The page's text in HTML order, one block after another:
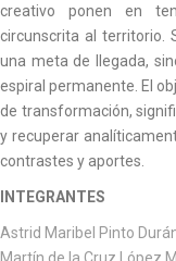
creativo ponen en
circunscrita al territorio.
una meta de llegada,
espiral permanente. El
de transformación,
y recuperar
contrastes y aportes.
INTEGRANTES
Astrid Maribel Pinto